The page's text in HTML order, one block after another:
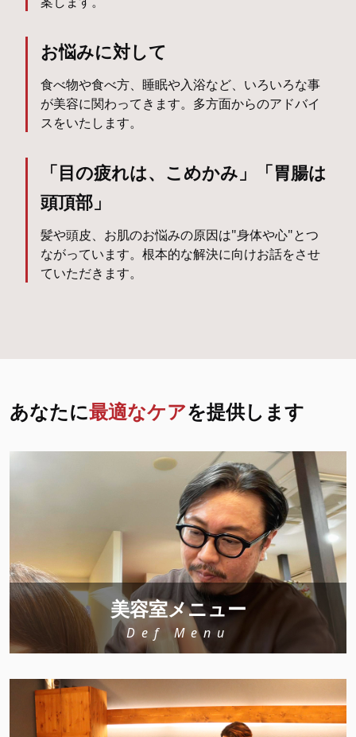
お悩みに対して
食べ物や食べ方、睡眠や入浴など、いろいろな事
が美容に関わってきます。多方面からのアドバイ
スをいたします。
「目の疲れは、こめかみ」「胃腸は
頭頂部」
髪や頭皮、お肌のお悩みの原因は"身体や心"とつ
ながっています。根本的な解決に向けお話をさせ
ていただきます。
あなたに最適なケアを提供します
美容室メニュー
Def Menu